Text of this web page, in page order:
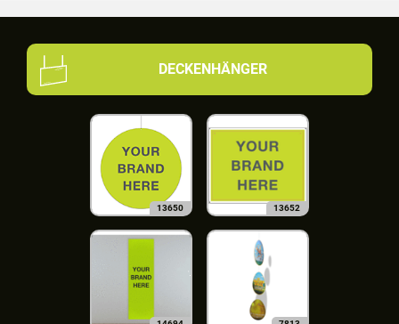
DECKENHÄNGER
13650 13652